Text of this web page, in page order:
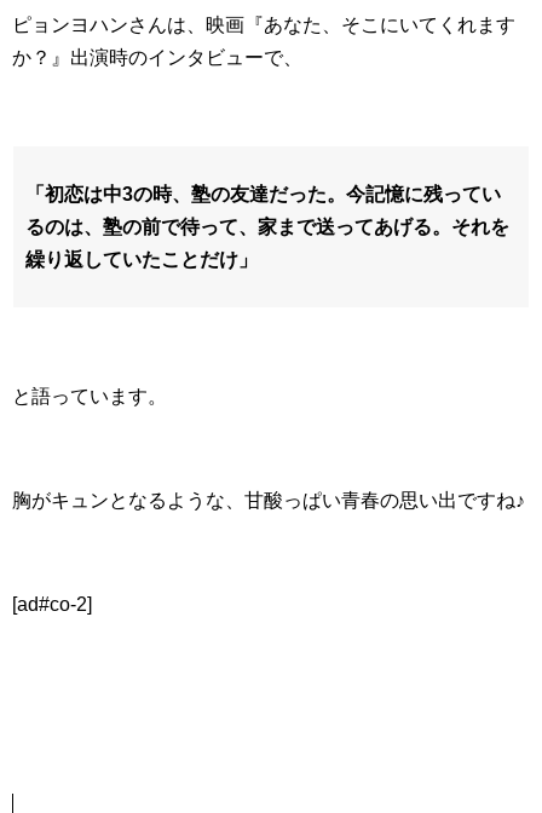
ピョンヨハンさんは、映画『あなた、そこにいてくれます
か？』出演時のインタビューで、
「初恋は中3の時、塾の友達だった。今記憶に残ってい
るのは、塾の前で待って、家まで送ってあげる。それを
繰り返していたことだけ」
と語っています。
胸がキュンとなるような、甘酸っぱい青春の思い出ですね♪
[ad#co-2]